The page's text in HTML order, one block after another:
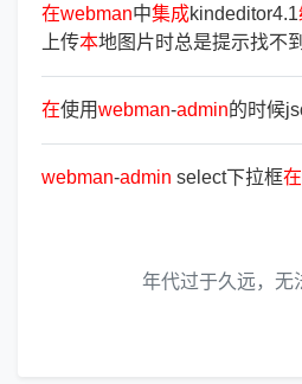
在webman中集成kindeditor4.1
上传本地图片时总是提示找不
在使用webman-admin的时候
webman-admin select下拉框在
年代过于久远，无